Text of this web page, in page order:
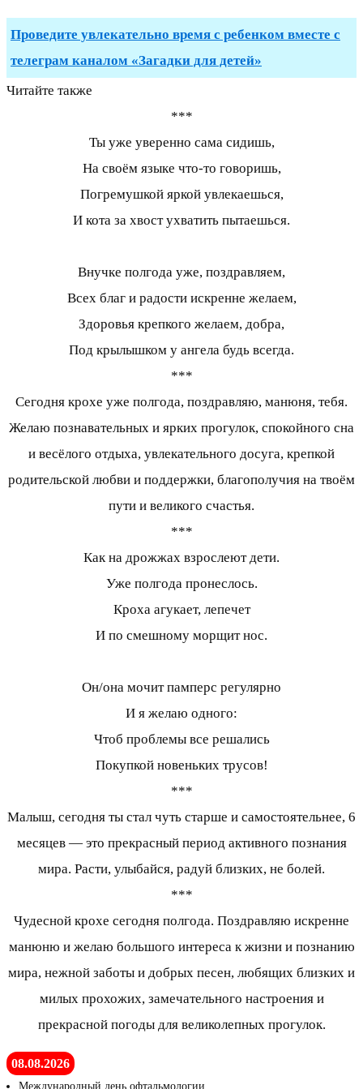
Проведите увлекательно время с ребенком вместе с
телеграм каналом «Загадки для детей»
Читайте также
***
Ты уже уверенно сама сидишь,
На своём языке что-то говоришь,
Погремушкой яркой увлекаешься,
И кота за хвост ухватить пытаешься.
Внучке полгода уже, поздравляем,
Всех благ и радости искренне желаем,
Здоровья крепкого желаем, добра,
Под крылышком у ангела будь всегда.
***
Сегодня крохе уже полгода, поздравляю, манюня, тебя.
Желаю познавательных и ярких прогулок, спокойного сна
и весёлого отдыха, увлекательного досуга, крепкой
родительской любви и поддержки, благополучия на твоём
пути и великого счастья.
***
Как на дрожжах взрослеют дети.
Уже полгода пронеслось.
Кроха агукает, лепечет
И по смешному морщит нос.
Он/она мочит памперс регулярно
И я желаю одного:
Чтоб проблемы все решались
Покупкой новеньких трусов!
***
Малыш, сегодня ты стал чуть старше и самостоятельнее, 6
месяцев — это прекрасный период активного познания
мира. Расти, улыбайся, радуй близких, не болей.
***
Чудесной крохе сегодня полгода. Поздравляю искренне
манюню и желаю большого интереса к жизни и познанию
мира, нежной заботы и добрых песен, любящих близких и
милых прохожих, замечательного настроения и
прекрасной погоды для великолепных прогулок.
08.08.2026
Международный день офтальмологии